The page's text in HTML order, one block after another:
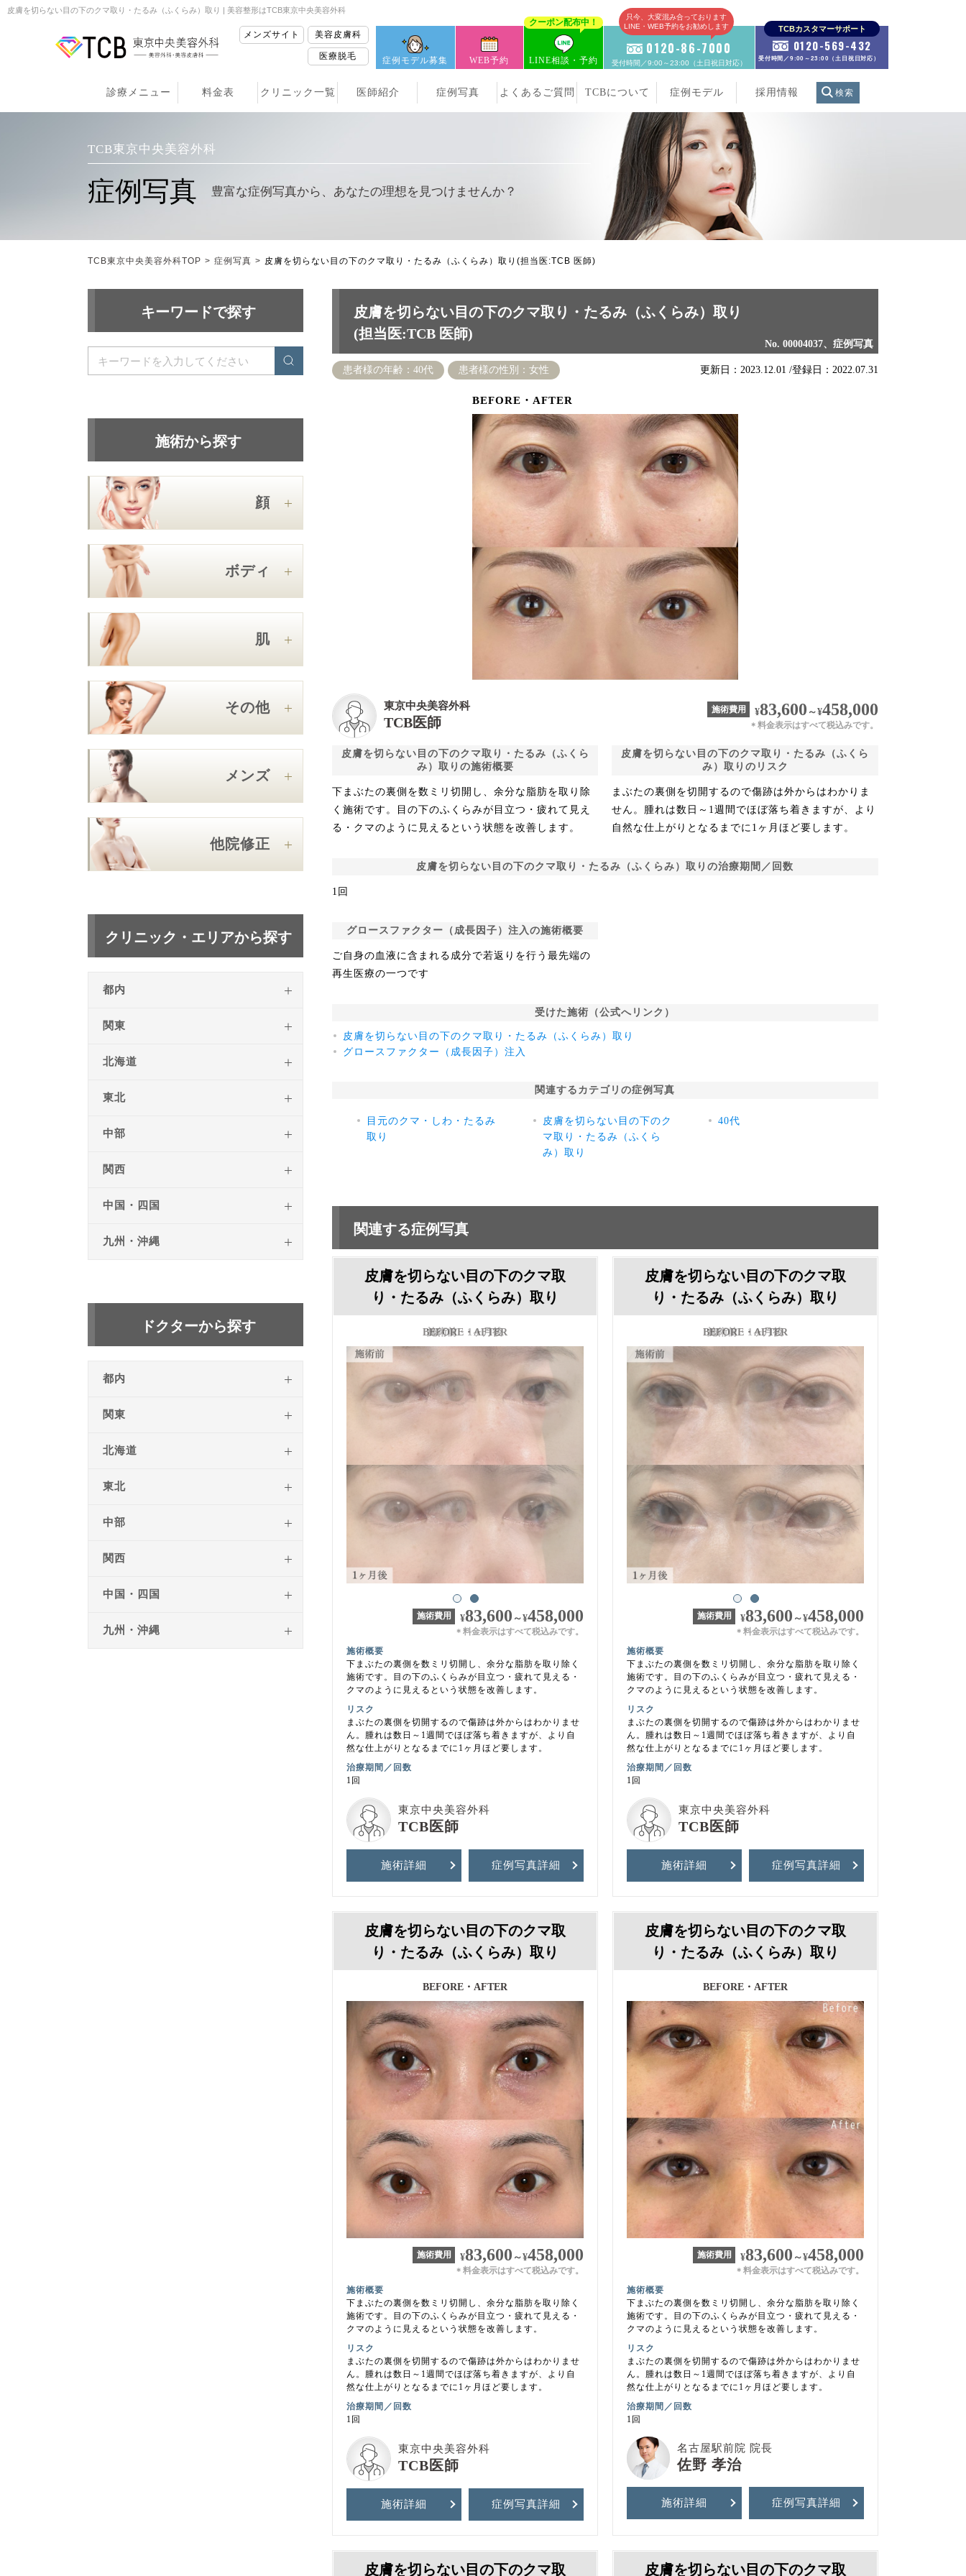
皮膚を切らない目の下のクマ取り・たるみ（ふくらみ）取り | 美容整形はTCB東京中央美容外科
メンズサイト 美容皮膚科
医療脱毛 症例モデル募集 WEB予約
クーポン配布中！
LINE相談・予約
只今、大変混み合っております
LINE・WEB予約をお勧めします
0120-86-7000
受付時間／9:00～23:00（土日祝日対応）
TCBカスタマーサポート
0120-569-432
受付時間／9:00～23:00（土日祝日対応）
診療メニュー 料金表 クリニック一覧 医師紹介 症例写真 よくあるご質問 TCBについて 症例モデル 採用情報 検索
TCB東京中央美容外科
症例写真 豊富な症例写真から、 あなたの理想を見つけませんか？
TCB東京中央美容外科TOP > 症例写真 > 皮膚を切らない目の下のクマ取り・たるみ（ふくらみ）取り (担当医:TCB 医師)
キーワードで探す
施術から探す
顔
ボディ
肌
その他
メンズ
他院修正
クリニック・エリアから探す
都内
関東
北海道
東北
中部
関西
中国・四国
九州・沖縄
ドクターから探す
都内
関東
北海道
東北
中部
関西
中国・四国
九州・沖縄
皮膚を切らない目の下のクマ取り・たるみ（ふくらみ）取り
(担当医:TCB 医師)
No. 00004037、症例写真
患者様の年齢：40代 患者様の性別：女性 更新日：2023.12.01 /登録日：2022.07.31
BEFORE・AFTER
東京中央美容外科
TCB医師
施術費用 ¥83,600 ～¥458,000
＊ 料金表示はすべて税込みです。
皮膚を切らない目の下のクマ取り・たるみ（ふくら
み）取りの施術概要
下まぶたの裏側を数ミリ切開し、余分な脂肪を取り除
く施術です。目の下のふくらみが目立つ・疲れて見え
る・クマのように見えるという状態を改善します。
皮膚を切らない目の下のクマ取り・たるみ（ふくら
み）取りのリスク
まぶたの裏側を切開するので傷跡は外からはわかりま
せん。腫れは数日～1週間でほぼ落ち着きますが、より
自然な仕上がりとなるまでに1ヶ月ほど要します。
皮膚を切らない目の下のクマ取り・たるみ（ふくらみ）取りの治療期間／回数
1回
グロースファクター（成長因子）注入の施術概要
ご自身の血液に含まれる成分で若返りを行う最先端の
再生医療の一つです
受けた施術（公式へリンク）
皮膚を切らない目の下のクマ取り・たるみ（ふくらみ）取り
グロースファクター（成長因子）注入
関連するカテゴリの症例写真
目元のクマ・しわ・たるみ
取り
皮膚を切らない目の下のク
マ取り・たるみ（ふくら
み）取り
40代
関連する症例写真
皮膚を切らない目の下のクマ取
り・たるみ（ふくらみ）取り
施術前・1ヶ月後
施術費用 ¥83,600 ～¥458,000
＊ 料金表示はすべて税込みです。
施術概要
下まぶたの裏側を数ミリ切開し、余分な脂肪を取り除く
施術です。目の下のふくらみが目立つ・疲れて見える・
クマのように見えるという状態を改善します。
リスク
まぶたの裏側を切開するので傷跡は外からはわかりませ
ん。腫れは数日～1週間でほぼ落ち着きますが、より自
然な仕上がりとなるまでに1ヶ月ほど要します。
治療期間／回数
1回
東京中央美容外科
TCB医師
施術詳細 症例写真詳細
皮膚を切らない目の下のクマ取
り・たるみ（ふくらみ）取り
施術前・1ヶ月後
施術費用 ¥83,600 ～¥458,000
＊ 料金表示はすべて税込みです。
施術概要
下まぶたの裏側を数ミリ切開し、余分な脂肪を取り除く
施術です。目の下のふくらみが目立つ・疲れて見える・
クマのように見えるという状態を改善します。
リスク
まぶたの裏側を切開するので傷跡は外からはわかりませ
ん。腫れは数日～1週間でほぼ落ち着きますが、より自
然な仕上がりとなるまでに1ヶ月ほど要します。
治療期間／回数
1回
東京中央美容外科
TCB医師
施術詳細 症例写真詳細
皮膚を切らない目の下のクマ取
り・たるみ（ふくらみ）取り
BEFORE・AFTER
施術費用 ¥83,600 ～¥458,000
＊ 料金表示はすべて税込みです。
施術概要
下まぶたの裏側を数ミリ切開し、余分な脂肪を取り除く
施術です。目の下のふくらみが目立つ・疲れて見える・
クマのように見えるという状態を改善します。
リスク
まぶたの裏側を切開するので傷跡は外からはわかりませ
ん。腫れは数日～1週間でほぼ落ち着きますが、より自
然な仕上がりとなるまでに1ヶ月ほど要します。
治療期間／回数
1回
東京中央美容外科
TCB医師
施術詳細 症例写真詳細
皮膚を切らない目の下のクマ取
り・たるみ（ふくらみ）取り
BEFORE・AFTER
施術費用 ¥83,600 ～¥458,000
＊ 料金表示はすべて税込みです。
施術概要
下まぶたの裏側を数ミリ切開し、余分な脂肪を取り除く
施術です。目の下のふくらみが目立つ・疲れて見える・
クマのように見えるという状態を改善します。
リスク
まぶたの裏側を切開するので傷跡は外からはわかりませ
ん。腫れは数日～1週間でほぼ落ち着きますが、より自
然な仕上がりとなるまでに1ヶ月ほど要します。
治療期間／回数
1回
名古屋駅前院 院長
佐野 孝治
施術詳細 症例写真詳細
皮膚を切らない目の下のクマ取 皮膚を切らない目の下のクマ取